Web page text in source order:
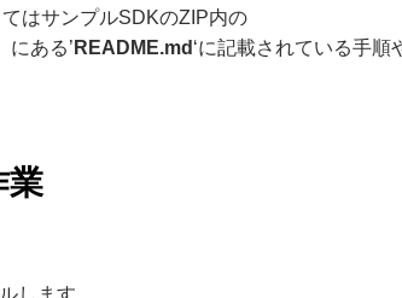
はサンプルSDKのZIP内の
」にある’ README.md ‘に記載されている手
業
します。